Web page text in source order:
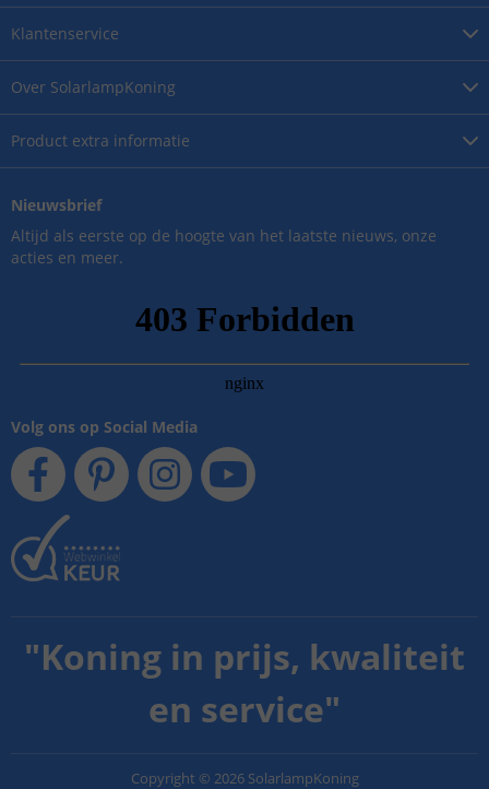
Over SolarlampKoning
Product extra informatie
Klantenservice
Nieuwsbrief
Altijd als eerste op de hoogte van het laatste nieuws, onze
acties en meer.
Volg ons op Social Media
"Koning in prijs, kwaliteit
en service"
Copyright © 2026 SolarlampKoning